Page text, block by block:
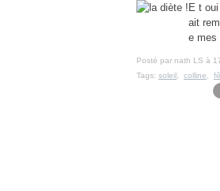
E t
ait
e mes
Posté par nath LS à
Tags: soleil colline